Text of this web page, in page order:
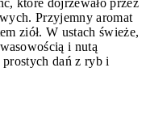
które dojrzewało przez
Przyjemny aromat
ziół. W ustach świeże,
i nutą
dań z ryb i